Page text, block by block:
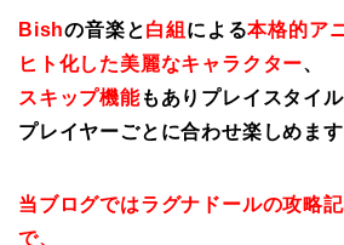
Bishの音楽と白組 による本格的ア
ヒト化した美麗なキャラクター、
スキップ機能もありプレイスタイ
プレイヤーごとに合わせ楽しめます
当ブログではラグナドールの攻略
で、